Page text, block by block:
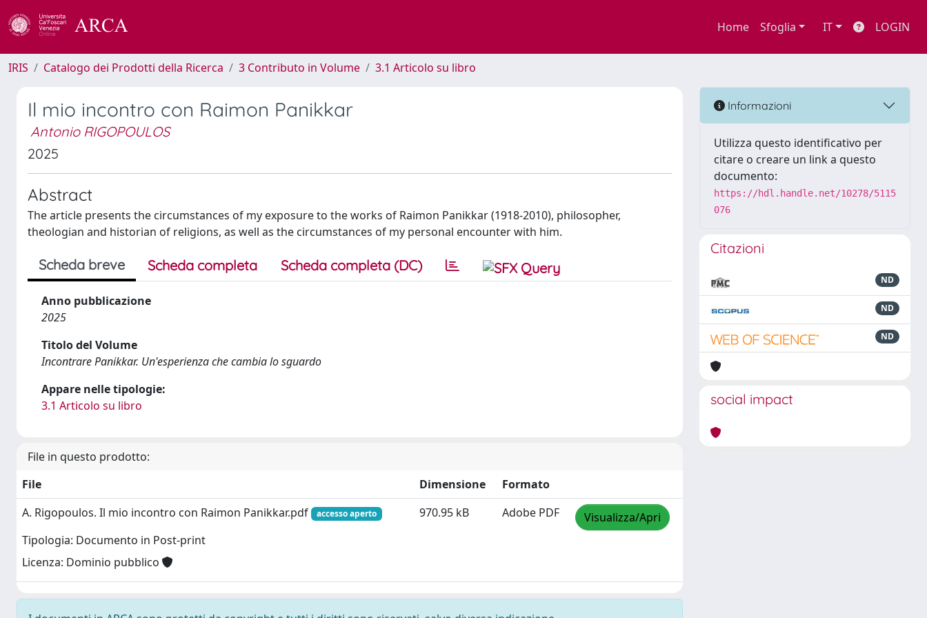
Home Sfoglia IT LOGIN
IRIS Catalogo dei Prodotti della Ricerca 3 Contributo in Volume 3.1 Articolo su libro
Il mio incontro con Raimon Panikkar
Antonio RIGOPOULOS
2025
Abstract
The article presents the circumstances of my exposure to the works of Raimon Panikkar (1918-2010), philosopher,
theologian and historian of religions, as well as the circumstances of my personal encounter with him.
Scheda breve Scheda completa Scheda completa (DC)
Anno pubblicazione
2025
Titolo del Volume
Incontrare Panikkar. Un'esperienza che cambia lo sguardo
Appare nelle tipologie:
3.1 Articolo su libro
File in questo prodotto:
File
Dimensione
Formato
A. Rigopoulos. Il mio incontro con Raimon Panikkar.pdf
accesso aperto
Tipologia: Documento in Post-print
Licenza: Dominio pubblico
970.95 kB Adobe PDF Visualizza/Apri
Informazioni
Utilizza questo identificativo per
citare o creare un link a questo
documento:
https://hdl.handle.net/10278/5115
076
Citazioni
ND
ND
ND
social impact